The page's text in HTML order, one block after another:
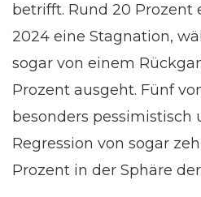
betrifft. Rund 20 Prozent
2024 eine Stagnation,
sogar von einem
Prozent ausgeht. Fünf
besonders pessimistisch
Regression von sogar
Prozent in der Sphäre